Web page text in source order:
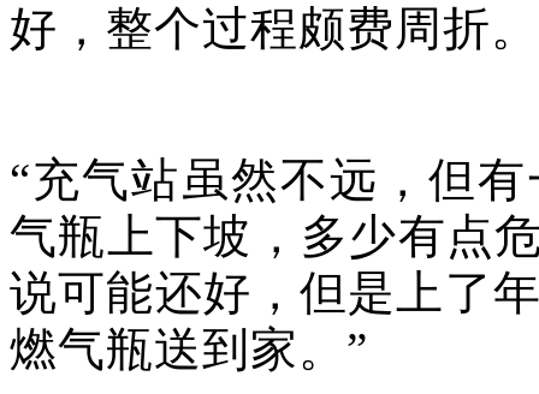
好，整个过程颇费周折。
“充气站虽然不远，但
气瓶上下坡，多少有点
说可能还好，但是上了
燃气瓶送到家。”